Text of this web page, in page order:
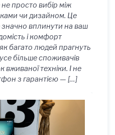
просто вибір між
чи дизайном. Це
вплинути на ваш
і комфорт
багато людей прагнуть
більше споживачів
техніки. І не
з гарантією — […]